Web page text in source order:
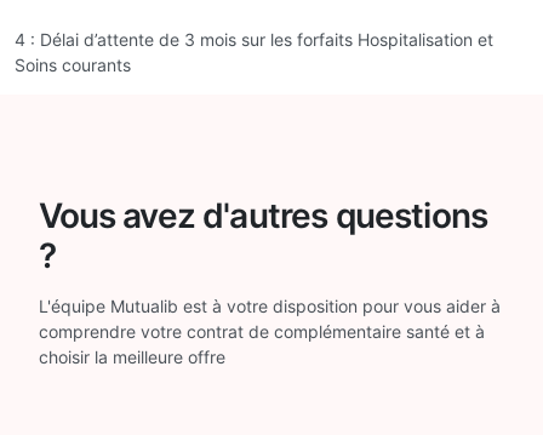
4 : Délai d’attente de 3 mois sur les forfaits Hospitalisation et
Soins courants
Vous avez d'autres questions
?
L'équipe Mutualib est à votre disposition pour vous aider à
comprendre votre contrat de complémentaire santé et à
choisir la meilleure offre